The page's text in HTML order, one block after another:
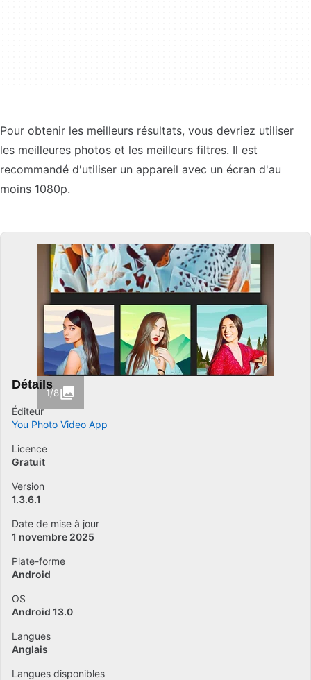
Pour obtenir les meilleurs résultats, vous devriez utiliser
les meilleures photos et les meilleurs filtres. Il est
recommandé d'utiliser un appareil avec un écran d'au
moins 1080p.
1/8
Détails
Éditeur
You Photo Video App
Licence
Gratuit
Version
1.3.6.1
Date de mise à jour
1 novembre 2025
Plate-forme
Android
OS
Android 13.0
Langues
Anglais
Langues disponibles